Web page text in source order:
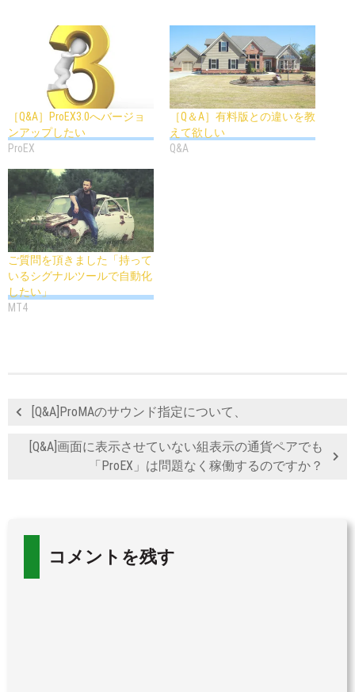
［Q&A］ProEX3.0へバージョ
ンアップしたい
ProEX
［Q＆A］有料版との違いを教
えて欲しい
Q&A
ご質問を頂きました「持って
いるシグナルツールで自動化
したい」
MT4
[Q&A]ProMAのサウンド指定について、
[Q&A]画面に表示させていない組表示の通貨ペアでも
「ProEX」は問題なく稼働するのですか？
コメントを残す